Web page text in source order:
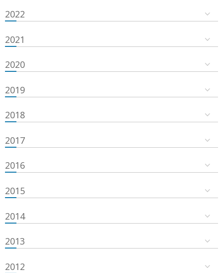
2022
2021
2020
2019
2018
2017
2016
2015
2014
2013
2012